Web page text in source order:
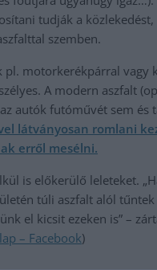
tudják a
szemben.
pl. motorkerékpárral vagy
A modern aszfalt
autók futóművét sem és
látványosan romlani
erről mesélni.
is előkerülő leleteket.
túli aszfalt alól tűntek
el kicsit ezeken is” –
– Facebook)